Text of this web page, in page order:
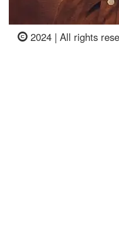
2024 | All rights